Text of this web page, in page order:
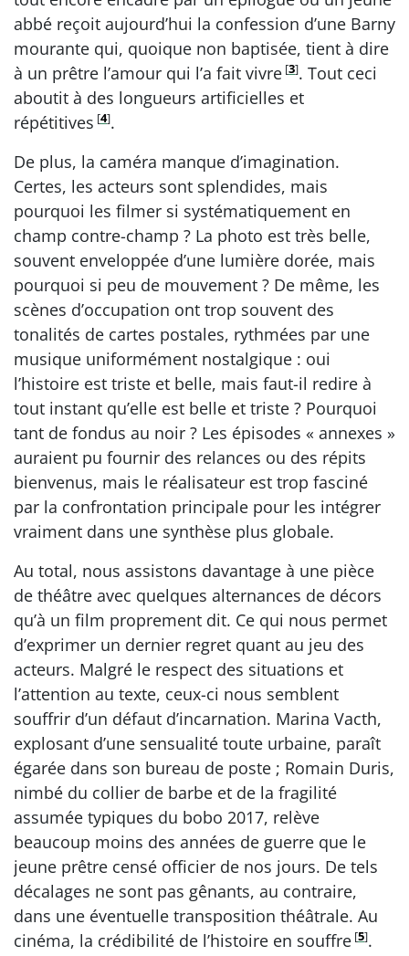
abbé reçoit aujourd’hui la confession d’une Barny
mourante qui, quoique non baptisée, tient à dire
à un prêtre l’amour qui l’a fait vivre [3]. Tout ceci
aboutit à des longueurs artificielles et
répétitives [4].
De plus, la caméra manque d’imagination.
Certes, les acteurs sont splendides, mais
pourquoi les filmer si systématiquement en
champ contre-champ ? La photo est très belle,
souvent enveloppée d’une lumière dorée, mais
pourquoi si peu de mouvement ? De même, les
scènes d’occupation ont trop souvent des
tonalités de cartes postales, rythmées par une
musique uniformément nostalgique : oui
l’histoire est triste et belle, mais faut-il redire à
tout instant qu’elle est belle et triste ? Pourquoi
tant de fondus au noir ? Les épisodes « annexes »
auraient pu fournir des relances ou des répits
bienvenus, mais le réalisateur est trop fasciné
par la confrontation principale pour les intégrer
vraiment dans une synthèse plus globale.
Au total, nous assistons davantage à une pièce
de théâtre avec quelques alternances de décors
qu’à un film proprement dit. Ce qui nous permet
d’exprimer un dernier regret quant au jeu des
acteurs. Malgré le respect des situations et
l’attention au texte, ceux-ci nous semblent
souffrir d’un défaut d’incarnation. Marina Vacth,
explosant d’une sensualité toute urbaine, paraît
égarée dans son bureau de poste ; Romain Duris,
nimbé du collier de barbe et de la fragilité
assumée typiques du bobo 2017, relève
beaucoup moins des années de guerre que le
jeune prêtre censé officier de nos jours. De tels
décalages ne sont pas gênants, au contraire,
dans une éventuelle transposition théâtrale. Au
cinéma, la crédibilité de l’histoire en souffre [5].